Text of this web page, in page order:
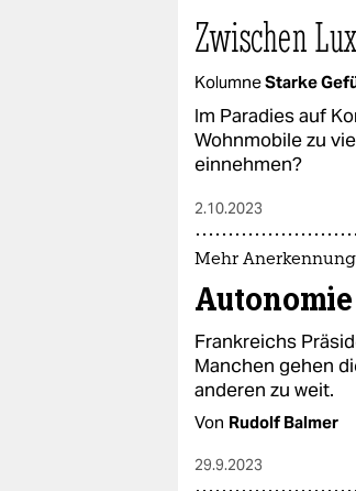
Zwischen
KolumneStarke
Im Paradies auf
Wohnmobile zu
einnehmen?
2.10.2023
Mehr
Frankreichs
Manchen gehen
anderen zu weit.
Von Rudolf Balmer
29.9.2023